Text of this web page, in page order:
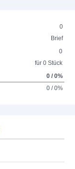
0
Brief
0
für 0 Stück
0 / 0%
0 / 0%